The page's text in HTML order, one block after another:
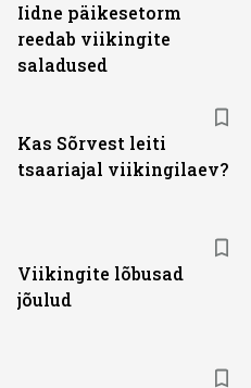
Iidne päikesetorm
reedab viikingite
saladused
Kas Sõrvest leiti
tsaariajal viikingilaev?
Viikingite lõbusad
jõulud